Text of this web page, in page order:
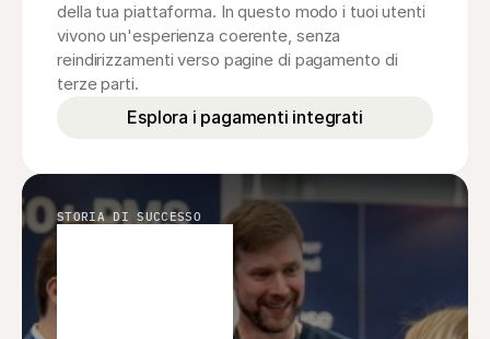
della tua piattaforma. In questo modo i tuoi utenti
vivono un'esperienza coerente, senza
reindirizzamenti verso pagine di pagamento di
terze parti.
Esplora i pagamenti integrati
STORIA DI SUCCESSO